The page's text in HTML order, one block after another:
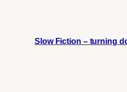
Slow Fiction – turning